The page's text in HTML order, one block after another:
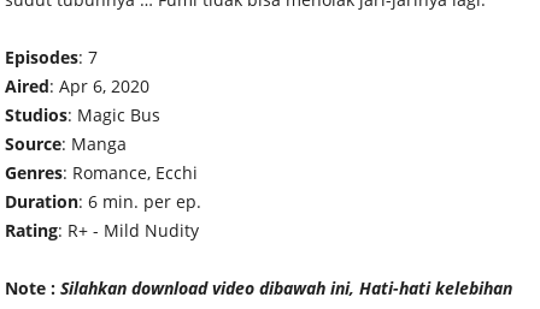
Episodes: 7
Aired: Apr 6, 2020
Studios: Magic Bus
Source: Manga
Genres: Romance, Ecchi
Duration: 6 min. per ep.
Rating: R+ - Mild Nudity
Note :Silahkan download video dibawah ini, Hati-hati kelebihan